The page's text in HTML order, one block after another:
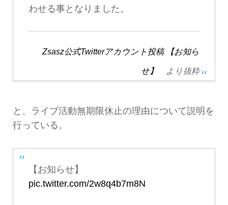
わせる事となりました。
Zsasz公式Twitterアカウント投稿 【お知ら
せ】 より抜粋
と、ライブ活動無期限休止の理由について説明を
行っている。
【お知らせ】
pic.twitter.com/2w8q4b7m8N